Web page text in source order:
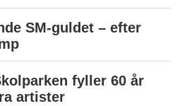
SM-guldet – efter
fyller 60 år
artister